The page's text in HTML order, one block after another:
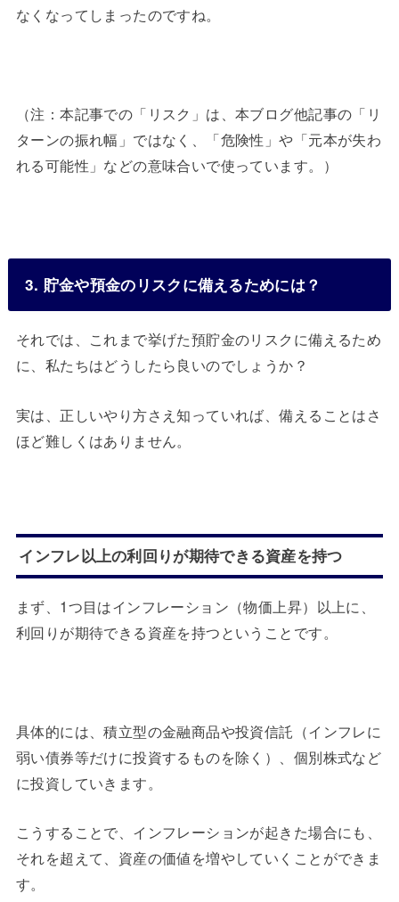
なくなってしまったのですね。
（注：本記事での「リスク」は、本ブログ他記事の「リ
ターンの振れ幅」ではなく、「危険性」や「元本が失わ
れる可能性」などの意味合いで使っています。）
3. 貯金や預金のリスクに備えるためには？
それでは、これまで挙げた預貯金のリスクに備えるため
に、私たちはどうしたら良いのでしょうか？
実は、正しいやり方さえ知っていれば、備えることはさ
ほど難しくはありません。
インフレ以上の利回りが期待できる資産を持つ
まず、1つ目はインフレーション（物価上昇）以上に、
利回りが期待できる資産を持つということです。
具体的には、積立型の金融商品や投資信託（インフレに
弱い債券等だけに投資するものを除く）、個別株式など
に投資していきます。
こうすることで、インフレーションが起きた場合にも、
それを超えて、資産の価値を増やしていくことができま
す。